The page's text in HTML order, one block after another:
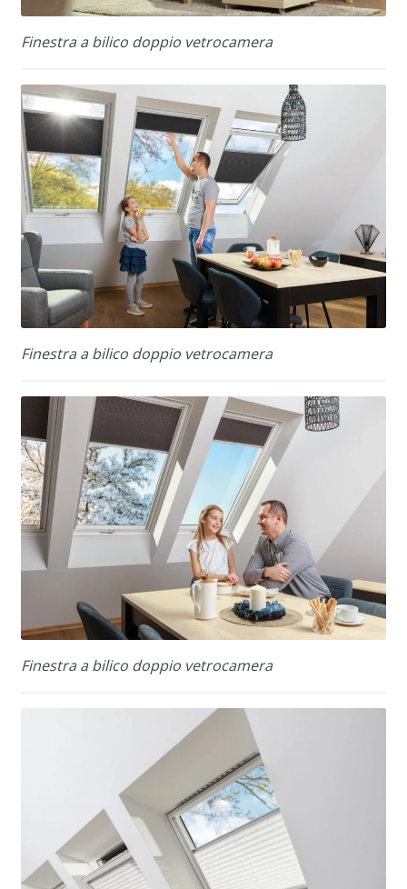
Finestra a bilico doppio vetrocamera
Finestra a bilico doppio vetrocamera
Finestra a bilico doppio vetrocamera